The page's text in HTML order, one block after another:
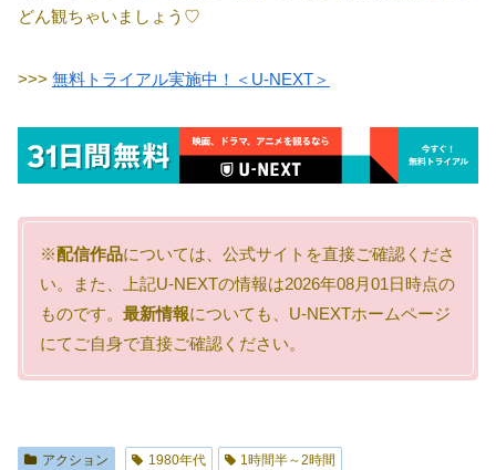
どん観ちゃいましょう♡
>>> 無料トライアル実施中！＜U-NEXT＞
※配信作品については、公式サイトを直接ご確認くださ
い。また、上記U-NEXTの情報は2026年08月01日時点の
ものです。 最新情報についても、U-NEXTホームページ
にてご自身で直接ご確認ください。
アクション 1980年代
1時間半～2時間